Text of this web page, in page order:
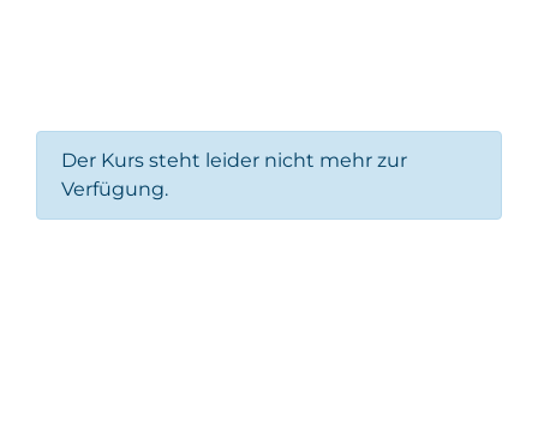
Der Kurs steht leider nicht mehr zur
Verfügung.